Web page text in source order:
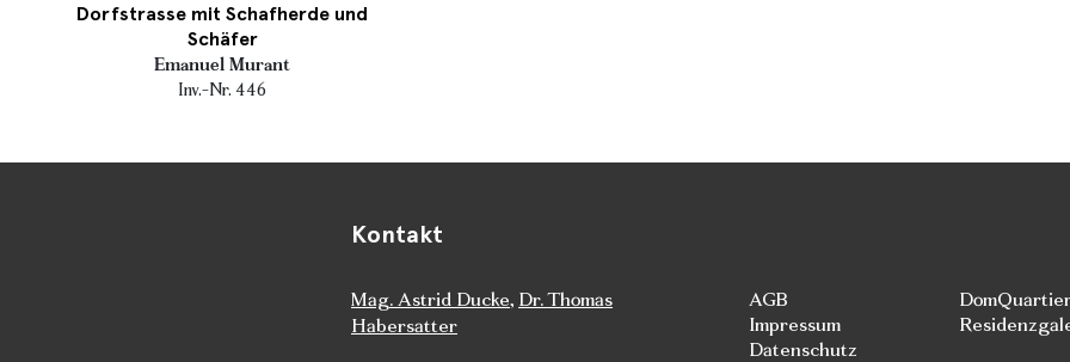
Dorfstrasse mit Schafherde und
Schäfer
Emanuel Murant
Inv.-Nr. 446
Kontakt
Mag. Astrid Ducke, Dr. Thomas
Habersatter
AGB
Impressum
Datenschutz